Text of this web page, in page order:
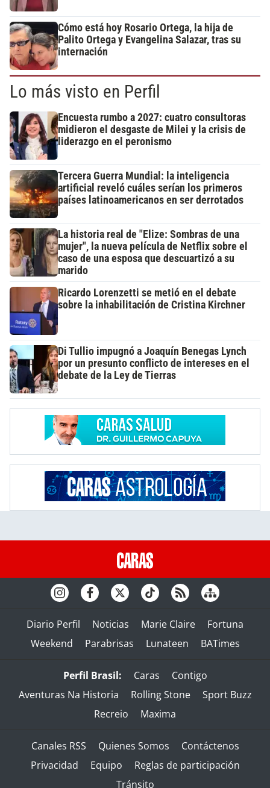
Cómo está hoy Rosario Ortega, la hija de
Palito Ortega y Evangelina Salazar, tras su
internación
Lo más visto en Perfil
Encuesta rumbo a 2027: cuatro consultoras
midieron el desgaste de Milei y la crisis de
liderazgo en el peronismo
Tercera Guerra Mundial: la inteligencia
artificial reveló cuáles serían los primeros
países latinoamericanos en ser derrotados
La historia real de "Elize: Sombras de una
mujer", la nueva película de Netflix sobre el
caso de una esposa que descuartizó a su
marido
Ricardo Lorenzetti se metió en el debate
sobre la inhabilitación de Cristina Kirchner
Di Tullio impugnó a Joaquín Benegas Lynch
por un presunto conflicto de intereses en el
debate de la Ley de Tierras
Diario Perfil Noticias Marie Claire
Fortuna
Weekend
Parabrisas Lunateen BATimes
Perfil Brasil: Caras
Contigo
Aventuras Na Historia
Rolling Stone
Sport Buzz
Recreio
Maxima
Canales RSS Quienes Somos
Contáctenos
Privacidad
Equipo
Reglas de participación
Tránsito